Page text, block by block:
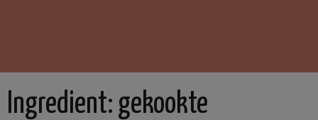
Ingredient: gekookte